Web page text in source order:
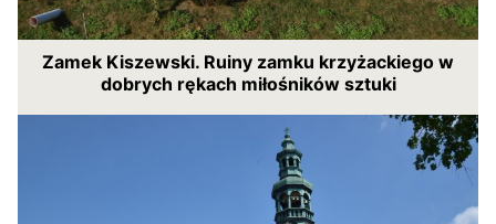
Zamek Kiszewski. Ruiny zamku krzyżackiego w
dobrych rękach miłośników sztuki